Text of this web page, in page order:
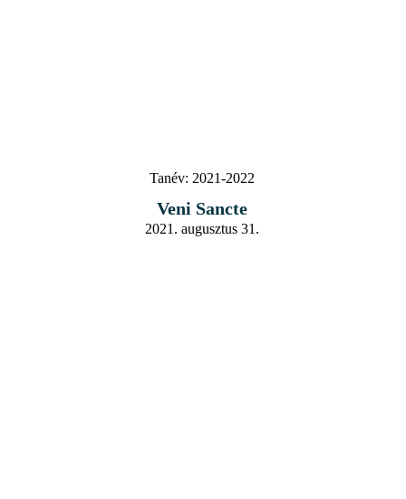
Tanév: 2021-2022
Veni Sancte
2021. augusztus 31.